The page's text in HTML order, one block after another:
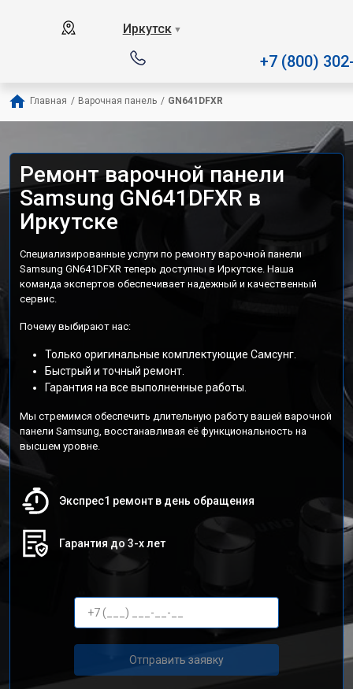
Иркутск ▼
+7 (800)
Главная / Варочная панель / GN641DFXR
Ремонт варочной панели
Samsung GN641DFXR в
Иркутске
Специализированные услуги по ремонту варочной панели
Samsung GN641DFXR теперь доступны в Иркутске. Наша
команда экспертов обеспечивает надежный и качественный
сервис.
Почему выбирают нас:
Только оригинальные комплектующие Самсунг.
Быстрый и точный ремонт.
Гарантия на все выполненные работы.
Мы стремимся обеспечить длительную работу вашей варочной
панели Samsung, восстанавливая её функциональность на
высшем уровне.
Экспрес1 ремонт в день обращения
Гарантия до 3-х лет
Отправить заявку